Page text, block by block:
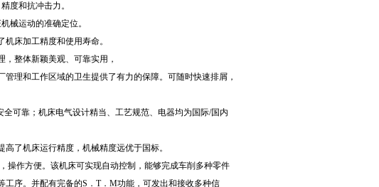
度和抗冲击力。
械运动的准确定位。
床加工精度和使用寿命。
整体新颖美观、可靠实用，
理和工作区域的卫生提供了有力的保障。可随时快速排屑，
可靠；机床电气设计精当、工艺规范、电器均为国际/国内
了机床运行精度，机械精度远优于国标。
操作方便。该机床可实现自动控制，能够完成车削多种零件
序。并配有完备的S．T．M功能，可发出和接收多种信